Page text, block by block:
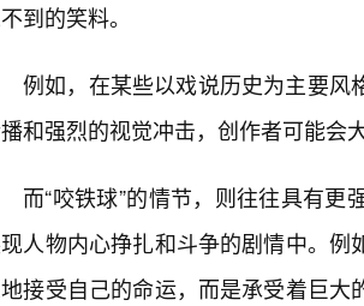
到的笑料。
例如，在某些以戏说历史为主要风
和强烈的视觉冲击，创作者可能会
而“咬铁球”的情节，则往往具有
人物内心挣扎和斗争的剧情中。
接受自己的命运，而是承受着巨